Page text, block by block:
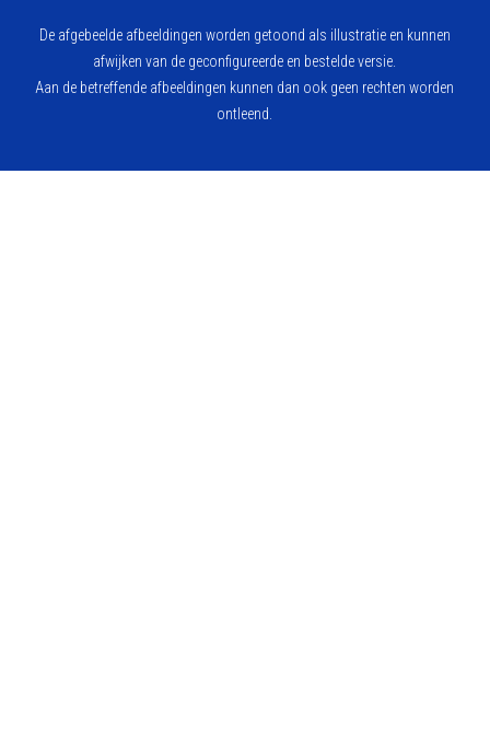
De afgebeelde afbeeldingen worden getoond als illustratie en kunnen
afwijken van de geconfigureerde en bestelde versie.
Aan de betreffende afbeeldingen kunnen dan ook geen rechten worden
ontleend.